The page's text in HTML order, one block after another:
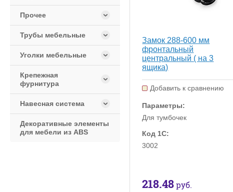
Замок 288-600 мм
фронтальный
центральный ( на 3
ящика)
Добавить к сравнению
Параметры:
Для тумбочек
Код 1С:
3002
218.48 руб.
Прочее
Трубы мебельные
Уголки мебельные
Крепежная
фурнитура
Навесная система
Декоративные элементы
для мебели из АBS